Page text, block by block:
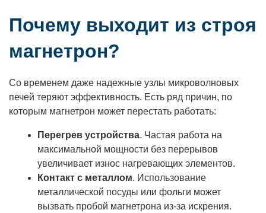
Почему выходит из строя
магнетрон?
Со временем даже надежные узлы микроволновых
печей теряют эффективность. Есть ряд причин, по
которым магнетрон может перестать работать:
Перегрев устройства. Частая работа на
максимальной мощности без перерывов
увеличивает износ нагревающих элементов.
Контакт с металлом. Использование
металлической посуды или фольги может
вызвать пробой магнетрона из-за искрения.